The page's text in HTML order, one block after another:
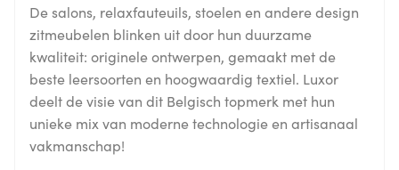
De salons, relaxfauteuils, stoelen en andere design
zitmeubelen blinken uit door hun duurzame
kwaliteit: originele ontwerpen, gemaakt met de
beste leersoorten en hoogwaardig textiel. Luxor
deelt de visie van dit Belgisch topmerk met hun
unieke mix van moderne technologie en artisanaal
vakmanschap!